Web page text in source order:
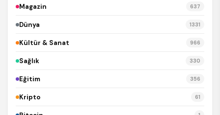
Magazin 637
Dünya 1331
Kültür & Sanat 966
Sağlık 330
Eğitim 356
Kripto 61